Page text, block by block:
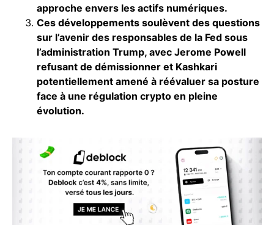
approche envers les actifs numériques.
Ces développements soulèvent des questions
sur l’avenir des responsables de la Fed sous
l’administration Trump, avec Jerome Powell
refusant de démissionner et Kashkari
potentiellement amené à réévaluer sa posture
face à une régulation crypto en pleine
évolution.